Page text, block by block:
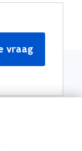
vraag